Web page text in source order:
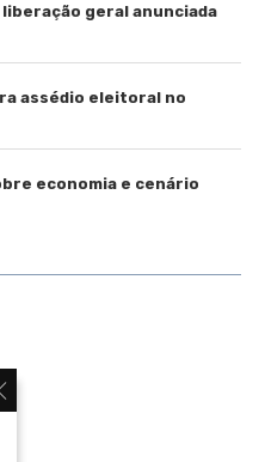
geral anunciada
assédio eleitoral no
economia e cenário